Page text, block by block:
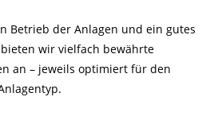
Betrieb der Anlagen und ein gutes
wir vielfach bewährte
an – jeweils optimiert für den